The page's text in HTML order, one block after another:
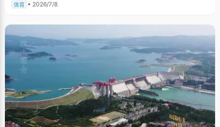
体育 • 2026/7/8